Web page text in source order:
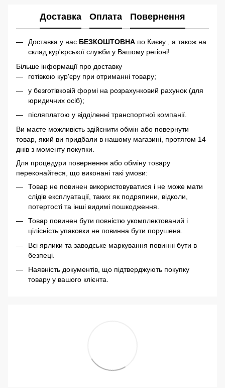
Доставка Оплата Повернення
Доставка у нас БЕЗКОШТОВНА по Києву , а також на
склад кур'єрської служби у Вашому регіоні!
Більше інформації про доставку
готівкою кур'єру при отриманні товару;
у безготівковій формі на розрахунковий рахунок (для
юридичних осіб);
післяплатою у відділенні транспортної компанії.
Ви маєте можливість здійснити обмін або повернути
товар, який ви придбали в нашому магазині, протягом 14
днів з моменту покупки.
Для процедури повернення або обміну товару
переконайтеся, що виконані такі умови:
Товар не повинен використовуватися і не може мати
слідів експлуатації, таких як подряпини, відколи,
потертості та інші видимі пошкодження.
Товар повинен бути повністю укомплектований і
цілісність упаковки не повинна бути порушена.
Всі ярлики та заводське маркування повинні бути в
безпеці.
Наявність документів, що підтверджують покупку
товару у вашого клієнта.